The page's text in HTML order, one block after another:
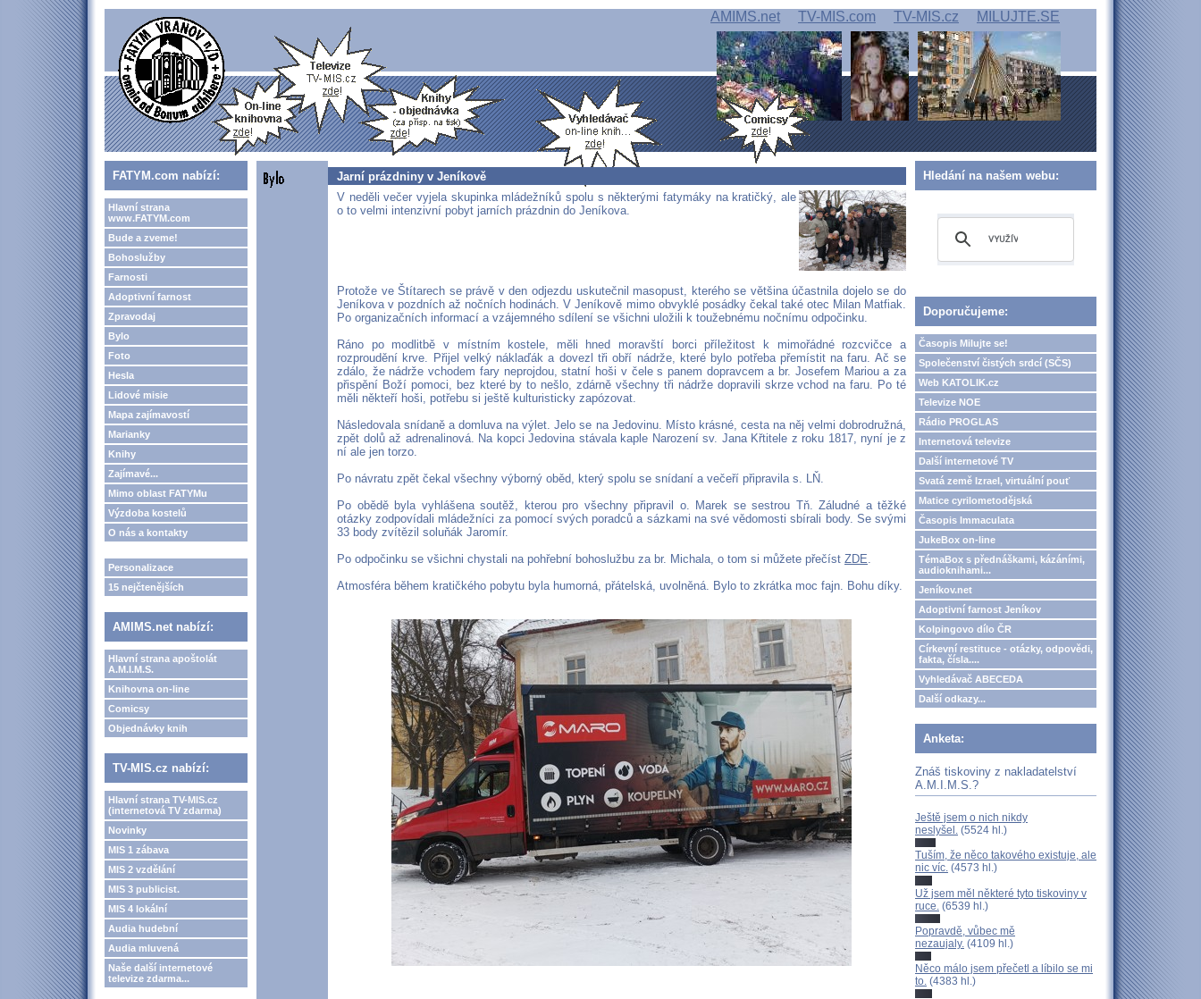
AMIMS.net TV-MIS.com TV-MIS.cz MILUJTE.SE
FATYM.com nabízí:
Hlavní strana
www.FATYM.com
Bude a zveme!
Bohoslužby
Farnosti
Adoptivní farnost
Zpravodaj
Bylo
Foto
Hesla
Lidové misie
Mapa zajímavostí
Marianky
Knihy
Zajímavé...
Mimo oblast FATYMu
Výzdoba kostelů
O nás a kontakty
Personalizace
15 nejčtenějších
AMIMS.net nabízí:
Hlavní strana apoštolát
A.M.I.M.S.
Knihovna on-line
Comicsy
Objednávky knih
TV-MIS.cz nabízí:
Hlavní strana TV-MIS.cz
(internetová TV zdarma)
Novinky
MIS 1 zábava
MIS 2 vzdělání
MIS 3 publicist.
MIS 4 lokální
Audia hudební
Audia mluvená
Naše další internetové
televize zdarma...
Jarní prázdniny v Jeníkově
V neděli večer vyjela skupinka mládežníků spolu s některými fatymáky na kratičký, ale
o to velmi intenzivní pobyt jarních prázdnin do Jeníkova.
Protože ve Štítarech se právě v den odjezdu uskutečnil masopust, kterého se většina účastnila dojelo se do
Jeníkova v pozdních až nočních hodinách. V Jeníkově mimo obvyklé posádky čekal také otec Milan Matfiak.
Po organizačních informací a vzájemného sdílení se všichni uložili k toužebnému nočnímu odpočinku.
Ráno po modlitbě v místním kostele, měli hned moravští borci příležitost k mimořádné rozcvičce a
rozproudění krve. Přijel velký náklaďák a dovezl tři obří nádrže, které bylo potřeba přemístit na faru. Ač se
zdálo, že nádrže vchodem fary neprojdou, statní hoši v čele s panem dopravcem a br. Josefem Mariou a za
přispění Boží pomoci, bez které by to nešlo, zdárně všechny tři nádrže dopravili skrze vchod na faru. Po té
měli někteří hoši, potřebu si ještě kulturisticky zapózovat.
Následovala snídaně a domluva na výlet. Jelo se na Jedovinu. Místo krásné, cesta na něj velmi dobrodružná,
zpět dolů až adrenalinová. Na kopci Jedovina stávala kaple Narození sv. Jana Křtitele z roku 1817, nyní je z
ní ale jen torzo.
Po návratu zpět čekal všechny výborný oběd, který spolu se snídaní a večeří připravila s. LŇ.
Po obědě byla vyhlášena soutěž, kterou pro všechny připravil o. Marek se sestrou Tň. Záludné a těžké
otázky zodpovídali mládežníci za pomocí svých poradců a sázkami na své vědomosti sbírali body. Se svými
33 body zvítězil soluňák Jaromír.
Po odpočinku se všichni chystali na pohřební bohoslužbu za br. Michala, o tom si můžete přečíst ZDE.
Atmosféra během kratičkého pobytu byla humorná, přátelská, uvolněná. Bylo to zkrátka moc fajn. Bohu díky.
Hledání na našem webu:
Doporučujeme:
Časopis Milujte se!
Společenství čistých srdcí (SČS)
Web KATOLIK.cz
Televize NOE
Rádio PROGLAS
Internetová televize
Další internetové TV
Svatá země Izrael, virtuální pouť
Matice cyrilometodějská
Časopis Immaculata
JukeBox on-line
TémaBox s přednáškami, kázáními,
audioknihami...
Jeníkov.net
Adoptivní farnost Jeníkov
Kolpingovo dílo ČR
Církevní restituce - otázky, odpovědi,
fakta, čísla....
Vyhledávač ABECEDA
Další odkazy...
Anketa:
Znáš tiskoviny z nakladatelství
A.M.I.M.S.?
Ještě jsem o nich nikdy
neslyšel. (5524 hl.)
Tuším, že něco takového existuje, ale
nic víc. (4573 hl.)
Už jsem měl některé tyto tiskoviny v
ruce. (6539 hl.)
Popravdě, vůbec mě
nezaujaly. (4109 hl.)
Něco málo jsem přečetl a líbilo se mi
to. (4383 hl.)